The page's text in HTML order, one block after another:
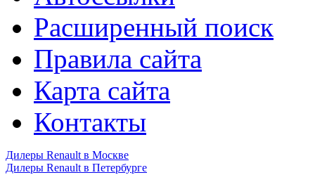
Расширенный поиск
Правила сайта
Карта сайта
Контакты
Дилеры Renault в Москве
Дилеры Renault в Петербурге